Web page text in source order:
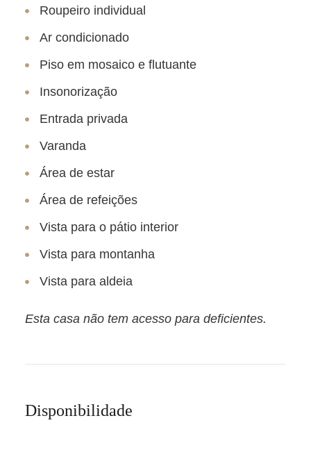
Roupeiro individual
Ar condicionado
Piso em mosaico e flutuante
Insonorização
Entrada privada
Varanda
Área de estar
Área de refeições
Vista para o pátio interior
Vista para montanha
Vista para aldeia
Esta casa não tem acesso para deficientes.
Disponibilidade